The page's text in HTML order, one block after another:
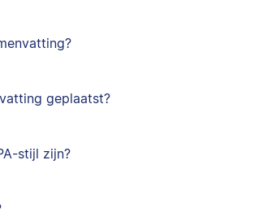
geplaatst?
stijl zijn?